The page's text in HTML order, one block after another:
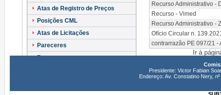
Atas de Registro de Preços
Posições CML
Atas de Licitações
Pareceres
Recursos
Recurso Administrativo -
Recurso - Vimed
Recurso Administrativo -
Ofício Circular n.
contrarrazão PE 097/21 -
Ir à
Presidente: Victor Fabian
Endereço: Av. Constatino Nery,